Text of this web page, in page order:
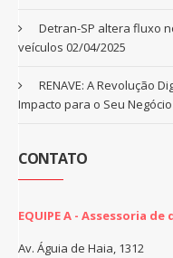
Detran-SP altera fluxo
veículos 02/04/2025
RENAVE: A Revolução
Impacto para o Seu Negócio
CONTATO
EQUIPE A - Assessoria
Av. Águia de Haia, 1312